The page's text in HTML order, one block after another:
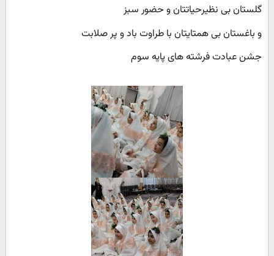
گلستان بی نظیرحیاتتان و حضور سبز
و باغستان بی همتایتان با طراوت باد و پر صلابت
جشن عبادت فرشته های پایه سوم